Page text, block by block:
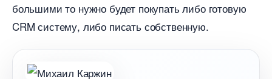
ольшими то нужно будет покупать либо готовую
CRM систему, либо писать собственную.